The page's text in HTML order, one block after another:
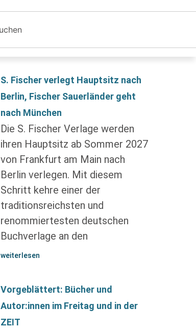
S. Fischer verlegt Hauptsitz nach
Berlin, Fischer Sauerländer geht
nach München
Die S. Fischer Verlage werden
ihren Hauptsitz ab Sommer 2027
von Frankfurt am Main nach
Berlin verlegen. Mit diesem
Schritt kehre einer der
traditionsreichsten und
renommiertesten deutschen
Buchverlage an den
weiterlesen
Vorgeblättert: Bücher und
Autor:innen im Freitag und in der
ZEIT